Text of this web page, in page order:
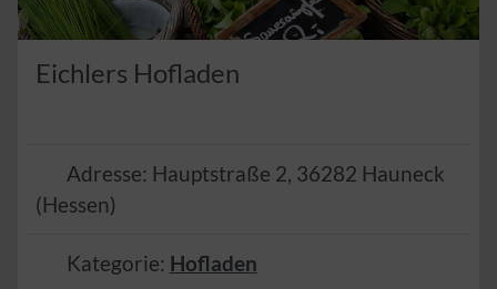
Eichlers Hofladen
Adresse: Hauptstraße 2 36282 Hauneck
(Hessen)
Kategorie: Hofladen